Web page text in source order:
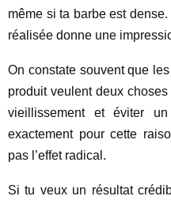
même si ta barbe est
réalisée donne une
On constate souvent que
produit veulent deux
vieillissement et éviter un
exactement pour cette
pas l’effet radical.
Si tu veux un résultat